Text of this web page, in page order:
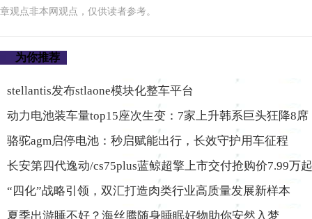
章观点非本网观点，仅供读者参考。
为你推荐
stellantis发布stlaone模块化整车平台
动力电池装车量top15座次生变：7家上升韩系巨头狂降8席
骆驼agm启停电池：秒启赋能出行，长效守护用车征程
长安第四代逸动/cs75plus蓝鲸超擎上市交付抢购价7.99万起
“四化”战略引领，双汇打造肉类行业高质量发展新样本
夏季出游睡不好？海丝腾随身睡眠好物助你安然入梦